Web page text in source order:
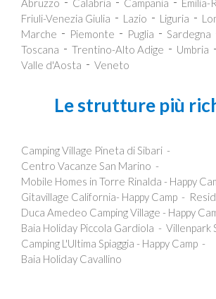
Abruzzo Calabria Campania
Emilia-
Friuli-Venezia Giulia
Lazio Liguria
Marche
Piemonte Puglia Sardegna
Toscana
Trentino-Alto Adige
Umbria
Valle d'Aosta
Veneto
Le strutture più
Camping Village Pineta di Sibari
Centro Vacanze San Marino
Mobile Homes in Torre Rinalda - Happy
Gitavillage California- Happy Camp
Duca Amedeo Camping Village - Happy
Baia Holiday Piccola Gardiola
Villenpark
Camping L'Ultima Spiaggia - Happy Camp
Baia Holiday Cavallino